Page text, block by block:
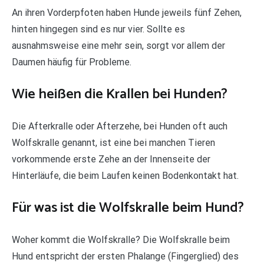
An ihren Vorderpfoten haben Hunde jeweils fünf Zehen,
hinten hingegen sind es nur vier. Sollte es
ausnahmsweise eine mehr sein, sorgt vor allem der
Daumen häufig für Probleme.
Wie heißen die Krallen bei Hunden?
Die Afterkralle oder Afterzehe, bei Hunden oft auch
Wolfskralle genannt, ist eine bei manchen Tieren
vorkommende erste Zehe an der Innenseite der
Hinterläufe, die beim Laufen keinen Bodenkontakt hat.
Für was ist die Wolfskralle beim Hund?
Woher kommt die Wolfskralle? Die Wolfskralle beim
Hund entspricht der ersten Phalange (Fingerglied) des